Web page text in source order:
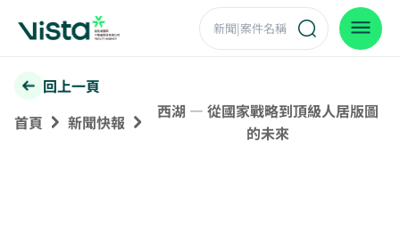
回上一頁
首頁
新聞快報
西湖 — 從國家戰略到頂級人居版圖
的未來